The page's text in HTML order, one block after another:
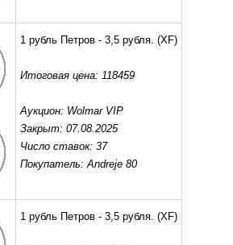
1 рубль Петров - 3,5 рубля. (XF)
Итоговая цена: 118459
Аукцион: Wolmar VIP
Закрыт: 07.08.2025
Число ставок: 37
Покупатель: Andreje 80
1 рубль Петров - 3,5 рубля. (XF)